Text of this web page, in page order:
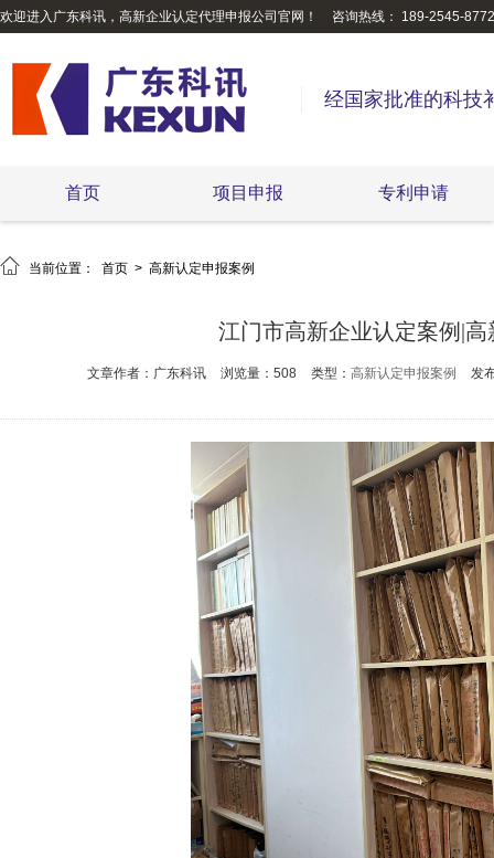
欢迎进入广东科讯，高新企业认定代理申报公司官网！ 咨询热线： 189-2545-8772
经国家批准的科技
首页 项目申报 专利申请
 当前位置： 首页 > 高新认定申报案例
江门市高新企业认定案例|
文章作者：广东科讯 浏览量：508 类型： 高新认定申报案例 发